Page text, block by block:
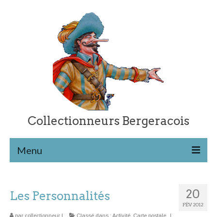
Collectionneurs Bergeracois
Menu
Retour à l’accueil 20
FÉV 2012
Les Personnalités
par collectionneur | Classé dans : Activité Carte postale |